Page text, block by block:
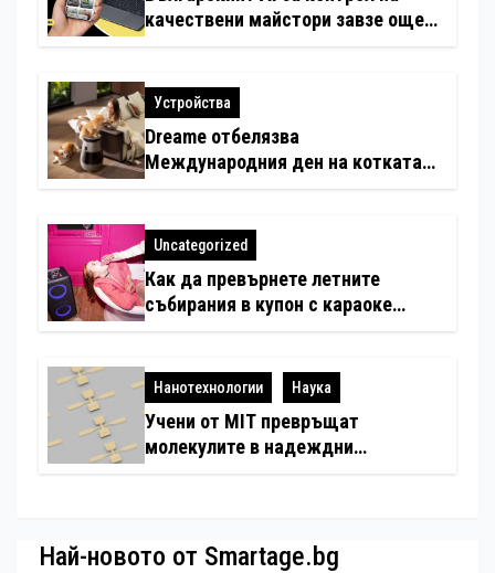
качествени майстори завзе още
Устройства
Dreame отбелязва
Международния ден на котката
любимци
Uncategorized
Как да превърнете летните
събирания в купон с караоке
Нанотехнологии Наука
Учени от MIT превръщат
молекулите в надеждни
Най-новото от Smartage.bg